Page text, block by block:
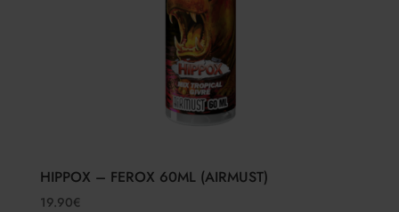
HIPPOX – FEROX 60ML (AIRMUST)
19.90€